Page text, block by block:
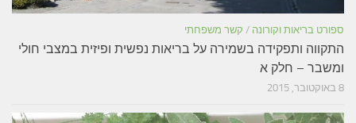
ספורט בריאות וקורונה / קשר משפחתי
התקווה ותפקידה בשמירה על בריאות נפשית ופיזית במצבי חולי
ומשבר – חלק א
8 באוקטובר, 2015